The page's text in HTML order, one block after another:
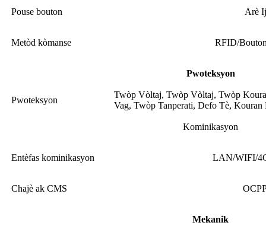
Pouse bouton Arè
Metòd kòmanse RFID/
Pwoteksyon
Pwoteksyon
Twòp Vòltaj, Twòp Vòltaj, Twòp
Vag, Twòp Tanperati, Defo Tè, Kouran
Kominikasyon
Entèfas kominikasyon LAN/WIFI/
Chajè ak CMS
Mekanik